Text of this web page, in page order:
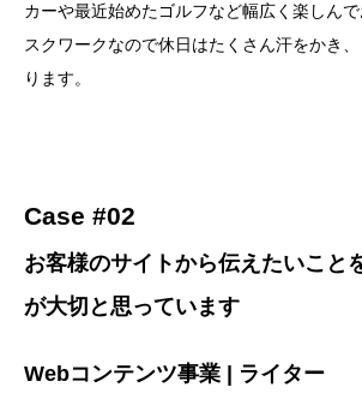
カーや最近始めたゴルフなど幅広く楽しん
スクワークなので休日はたくさん汗をかき
ります。
Case #02
お客様のサイトから伝えたいこと
が大切と思っています
Webコンテンツ事業 | ライター